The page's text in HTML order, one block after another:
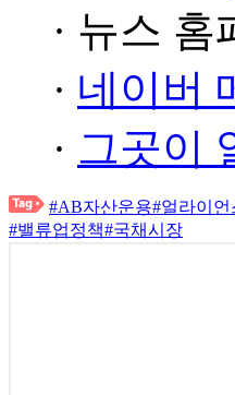
· 뉴스 홈
· 네이버
· 그곳이
#AB자산운용#얼라이언
#밸류업정책#국채시장